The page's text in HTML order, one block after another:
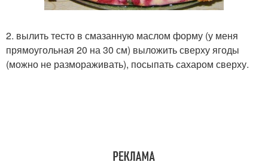
2. вылить тесто в смазанную маслом форму (у меня
прямоугольная 20 на 30 см) выложить сверху ягоды
(можно не размораживать), посыпать сахаром сверху.